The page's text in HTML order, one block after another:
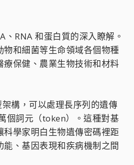
、RNA 和蛋白質的深入瞭解。
和細菌等生命領域各個物種
療保健、農業生物技術和材料
構，可以處理長序列的遺傳
個詞元（token）。這種對基
科學家明白生物遺傳密碼裡距
、基因表現和疾病機制之間